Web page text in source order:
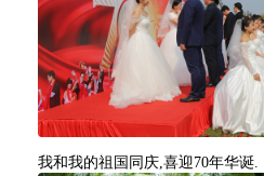
我和我的祖国同庆,喜迎70年华诞.